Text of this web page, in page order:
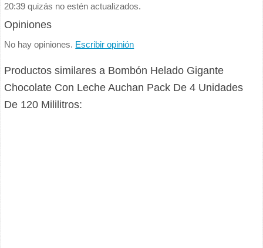
20:39 quizás no estén actualizados.
Opiniones
No hay opiniones. Escribir opinión
Productos similares a Bombón Helado Gigante
Chocolate Con Leche Auchan Pack De 4 Unidades
De 120 Mililitros: